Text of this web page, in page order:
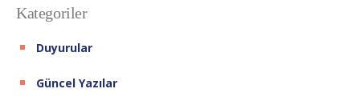
Kategoriler
Duyurular
Güncel Yazılar